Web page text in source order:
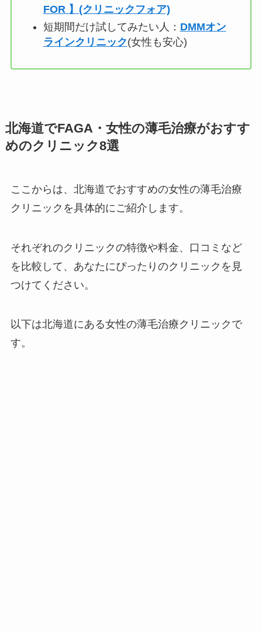
FOR 】(クリニックフォア)
短期間だけ試してみたい人： DMMオン
ラインクリニック(女性も安心)
北海道でFAGA・女性の薄毛治療がおすす
めのクリニック8選
ここからは、北海道でおすすめの女性の薄毛治療
クリニックを具体的にご紹介します。
それぞれのクリニックの特徴や料金、口コミなど
を比較して、あなたにぴったりのクリニックを見
つけてください。
以下は北海道にある女性の薄毛治療クリニックで
す。